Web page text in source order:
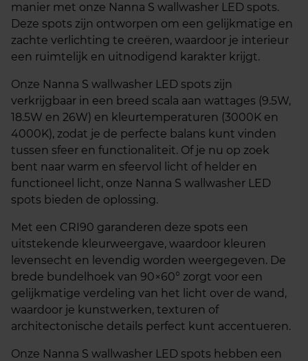
manier met onze Nanna S wallwasher LED spots.
Deze spots zijn ontworpen om een gelijkmatige en
zachte verlichting te creëren, waardoor je interieur
een ruimtelijk en uitnodigend karakter krijgt.
Onze Nanna S wallwasher LED spots zijn
verkrijgbaar in een breed scala aan wattages (9.5W,
18.5W en 26W) en kleurtemperaturen (3000K en
4000K), zodat je de perfecte balans kunt vinden
tussen sfeer en functionaliteit. Of je nu op zoek
bent naar warm en sfeervol licht of helder en
functioneel licht, onze Nanna S wallwasher LED
spots bieden de oplossing.
Met een CRI90 garanderen deze spots een
uitstekende kleurweergave, waardoor kleuren
levensecht en levendig worden weergegeven. De
brede bundelhoek van 90×60° zorgt voor een
gelijkmatige verdeling van het licht over de wand,
waardoor je kunstwerken, texturen of
architectonische details perfect kunt accentueren.
Onze Nanna S wallwasher LED spots hebben een